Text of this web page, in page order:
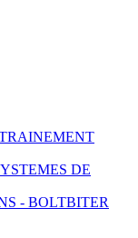
DE
- BOLTBITER